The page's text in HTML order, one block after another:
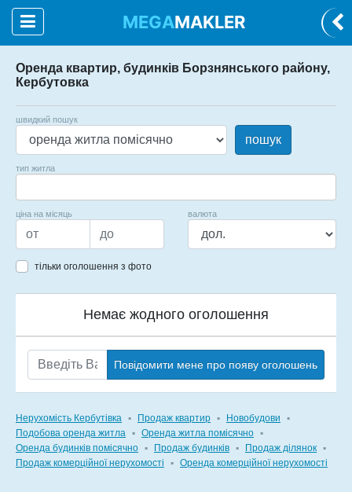
MEGAMAKLER
Оренда квартир, будинків Борзнянського району,
Кербутовка
швидкий пошук
пошук
тип житла
ціна на місяць валюта
тільки оголошення з фото
Немає жодного оголошення
Повідомити мене про появу оголошень
Нерухомість Кербутівка ▪ Продаж квартир ▪ Новобудови
▪
Подобова оренда житла ▪ Оренда житла помісячно ▪
Оренда будинків помісячно ▪ Продаж будинків ▪ Продаж ділянок ▪
Продаж комерційної нерухомості
▪ Оренда комерційної нерухомості